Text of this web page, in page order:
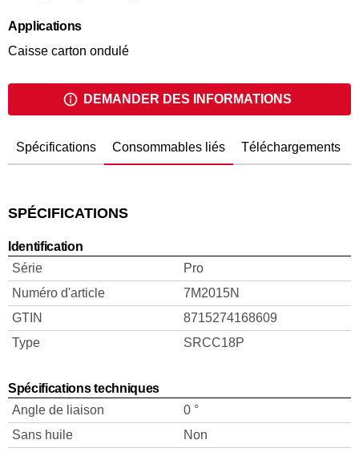
Applications
Caisse carton ondulé
DEMANDER DES INFORMATIONS
Spécifications Consommables liés Téléchargements
SPÉCIFICATIONS
Identification
Série
Pro
Numéro d'article
7M2015N
GTIN
8715274168609
Type
SRCC18P
Spécifications techniques
Angle de liaison
0 °
Sans huile
Non